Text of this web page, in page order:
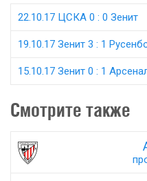
22.10.17 ЦСКА 0 : 0 Зенит
19.10.17 Зенит 3 : 1
15.10.17 Зенит 0 : 1
Смотрите также